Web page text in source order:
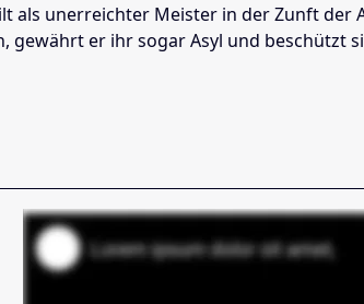
unerreichter Meister in der Zunft
er ihr sogar Asyl und